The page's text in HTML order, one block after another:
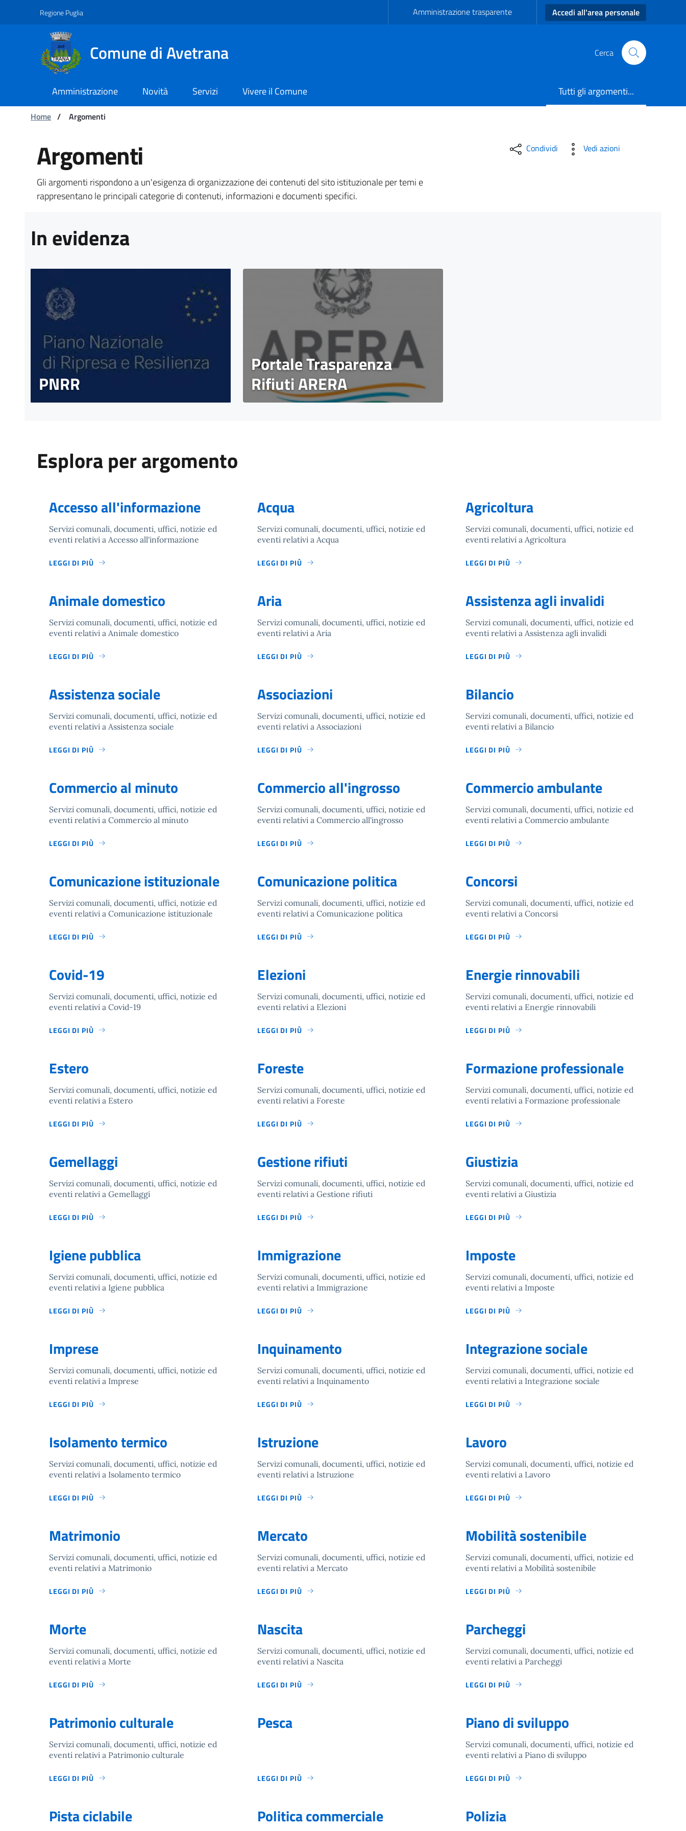
Navigazione
Salta al contenuto
Regione Puglia Amministrazione trasparente Accedi all'area personale
Comune di Avetrana Cerca
Amministrazione Novità Servizi Vivere il Comune
Tutti gli argomenti...
Ti trovi in:
Home / Argomenti
Argomenti - Comune di Avetrana
Argomenti
Gli argomenti rispondono a un'esigenza di organizzazione dei contenuti del sito istituzionale per temi e
rappresentano le principali categorie di contenuti, informazioni e documenti specifici.
Condividi Vedi azioni
In evidenza
PNRR
Portale Trasparenza
Rifiuti ARERA
Esplora per argomento
Accesso all'informazione
Servizi comunali, documenti, uffici, notizie ed
eventi relativi a Accesso all'informazione
LEGGI DI PIÙ
Acqua
Servizi comunali, documenti, uffici, notizie ed
eventi relativi a Acqua
LEGGI DI PIÙ
Agricoltura
Servizi comunali, documenti, uffici, notizie ed
eventi relativi a Agricoltura
LEGGI DI PIÙ
Animale domestico
Servizi comunali, documenti, uffici, notizie ed
eventi relativi a Animale domestico
LEGGI DI PIÙ
Aria
Servizi comunali, documenti, uffici, notizie ed
eventi relativi a Aria
LEGGI DI PIÙ
Assistenza agli invalidi
Servizi comunali, documenti, uffici, notizie ed
eventi relativi a Assistenza agli invalidi
LEGGI DI PIÙ
Assistenza sociale
Servizi comunali, documenti, uffici, notizie ed
eventi relativi a Assistenza sociale
LEGGI DI PIÙ
Associazioni
Servizi comunali, documenti, uffici, notizie ed
eventi relativi a Associazioni
LEGGI DI PIÙ
Bilancio
Servizi comunali, documenti, uffici, notizie ed
eventi relativi a Bilancio
LEGGI DI PIÙ
Commercio al minuto
Servizi comunali, documenti, uffici, notizie ed
eventi relativi a Commercio al minuto
LEGGI DI PIÙ
Commercio all'ingrosso
Servizi comunali, documenti, uffici, notizie ed
eventi relativi a Commercio all'ingrosso
LEGGI DI PIÙ
Commercio ambulante
Servizi comunali, documenti, uffici, notizie ed
eventi relativi a Commercio ambulante
LEGGI DI PIÙ
Comunicazione istituzionale
Servizi comunali, documenti, uffici, notizie ed
eventi relativi a Comunicazione istituzionale
LEGGI DI PIÙ
Comunicazione politica
Servizi comunali, documenti, uffici, notizie ed
eventi relativi a Comunicazione politica
LEGGI DI PIÙ
Concorsi
Servizi comunali, documenti, uffici, notizie ed
eventi relativi a Concorsi
LEGGI DI PIÙ
Covid-19
Servizi comunali, documenti, uffici, notizie ed
eventi relativi a Covid-19
LEGGI DI PIÙ
Elezioni
Servizi comunali, documenti, uffici, notizie ed
eventi relativi a Elezioni
LEGGI DI PIÙ
Energie rinnovabili
Servizi comunali, documenti, uffici, notizie ed
eventi relativi a Energie rinnovabili
LEGGI DI PIÙ
Estero
Servizi comunali, documenti, uffici, notizie ed
eventi relativi a Estero
LEGGI DI PIÙ
Foreste
Servizi comunali, documenti, uffici, notizie ed
eventi relativi a Foreste
LEGGI DI PIÙ
Formazione professionale
Servizi comunali, documenti, uffici, notizie ed
eventi relativi a Formazione professionale
LEGGI DI PIÙ
Gemellaggi
Servizi comunali, documenti, uffici, notizie ed
eventi relativi a Gemellaggi
LEGGI DI PIÙ
Gestione rifiuti
Servizi comunali, documenti, uffici, notizie ed
eventi relativi a Gestione rifiuti
LEGGI DI PIÙ
Giustizia
Servizi comunali, documenti, uffici, notizie ed
eventi relativi a Giustizia
LEGGI DI PIÙ
Igiene pubblica
Servizi comunali, documenti, uffici, notizie ed
eventi relativi a Igiene pubblica
LEGGI DI PIÙ
Immigrazione
Servizi comunali, documenti, uffici, notizie ed
eventi relativi a Immigrazione
LEGGI DI PIÙ
Imposte
Servizi comunali, documenti, uffici, notizie ed
eventi relativi a Imposte
LEGGI DI PIÙ
Imprese
Servizi comunali, documenti, uffici, notizie ed
eventi relativi a Imprese
LEGGI DI PIÙ
Inquinamento
Servizi comunali, documenti, uffici, notizie ed
eventi relativi a Inquinamento
LEGGI DI PIÙ
Integrazione sociale
Servizi comunali, documenti, uffici, notizie ed
eventi relativi a Integrazione sociale
LEGGI DI PIÙ
Isolamento termico
Servizi comunali, documenti, uffici, notizie ed
eventi relativi a Isolamento termico
LEGGI DI PIÙ
Istruzione
Servizi comunali, documenti, uffici, notizie ed
eventi relativi a Istruzione
LEGGI DI PIÙ
Lavoro
Servizi comunali, documenti, uffici, notizie ed
eventi relativi a Lavoro
LEGGI DI PIÙ
Matrimonio
Servizi comunali, documenti, uffici, notizie ed
eventi relativi a Matrimonio
LEGGI DI PIÙ
Mercato
Servizi comunali, documenti, uffici, notizie ed
eventi relativi a Mercato
LEGGI DI PIÙ
Mobilità sostenibile
Servizi comunali, documenti, uffici, notizie ed
eventi relativi a Mobilità sostenibile
LEGGI DI PIÙ
Morte
Servizi comunali, documenti, uffici, notizie ed
eventi relativi a Morte
LEGGI DI PIÙ
Nascita
Servizi comunali, documenti, uffici, notizie ed
eventi relativi a Nascita
LEGGI DI PIÙ
Parcheggi
Servizi comunali, documenti, uffici, notizie ed
eventi relativi a Parcheggi
LEGGI DI PIÙ
Patrimonio culturale
Servizi comunali, documenti, uffici, notizie ed
eventi relativi a Patrimonio culturale
LEGGI DI PIÙ
Pesca
LEGGI DI PIÙ
Piano di sviluppo
Servizi comunali, documenti, uffici, notizie ed
eventi relativi a Piano di sviluppo
LEGGI DI PIÙ
Pista ciclabile Politica commerciale Polizia